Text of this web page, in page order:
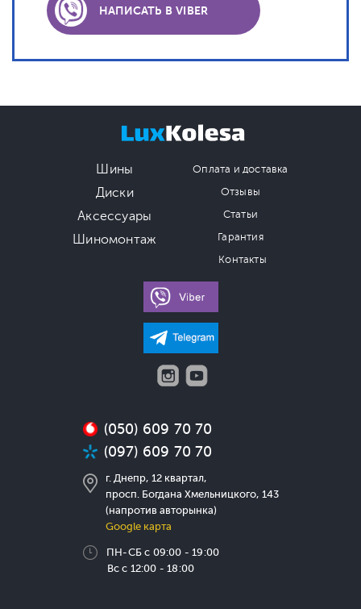
НАПИСАТЬ В VIBER
Шины
Диски
Аксессуары
Шиномонтаж
Оплата и доставка
Отзывы
Статьи
Гарантия
Контакты
(050) 609 70 70
(097) 609 70 70
г. Днепр, 12 квартал,
просп. Богдана Хмельницкого, 143
(напротив авторынка)
Google карта
ПН-СБ с 09:00 - 19:00
Вс с 12:00 - 18:00